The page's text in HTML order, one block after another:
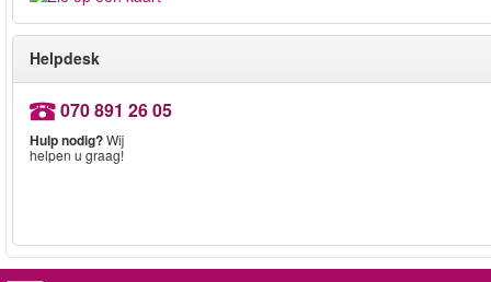
Helpdesk
070 891 26 05
Hulp nodig?Wij
helpen u graag!